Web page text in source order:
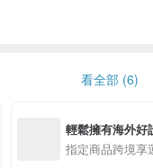
看全部 (6)
輕鬆擁有海外好
指定商品跨境享